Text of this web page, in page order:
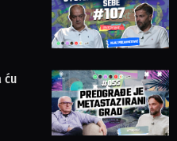
ću